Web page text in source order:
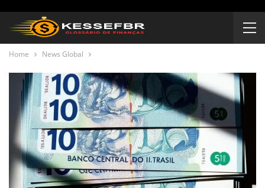
Home News Global